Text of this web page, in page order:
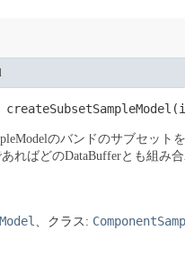
のバンドのサブセット
ればどのDataBufferとも組み
、クラス: